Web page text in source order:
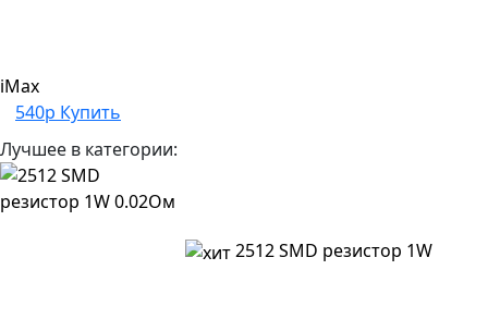
iMax
540р Купить
Лучшее в категории:
2512 SMD резистор 1W